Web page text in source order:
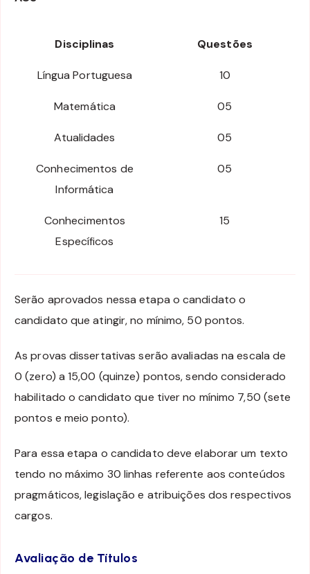
Disciplinas Questões
Língua Portuguesa 10
Matemática 05
Atualidades 05
Conhecimentos de
Informática
05
Conhecimentos
Específicos
15
Serão aprovados nessa etapa o candidato o
candidato que atingir, no mínimo, 50 pontos.
As provas dissertativas serão avaliadas na escala de
0 (zero) a 15,00 (quinze) pontos, sendo considerado
habilitado o candidato que tiver no mínimo 7,50 (sete
pontos e meio ponto).
Para essa etapa o candidato deve elaborar um texto
tendo no máximo 30 linhas referente aos conteúdos
pragmáticos, legislação e atribuições dos respectivos
cargos.
Avaliação de Títulos